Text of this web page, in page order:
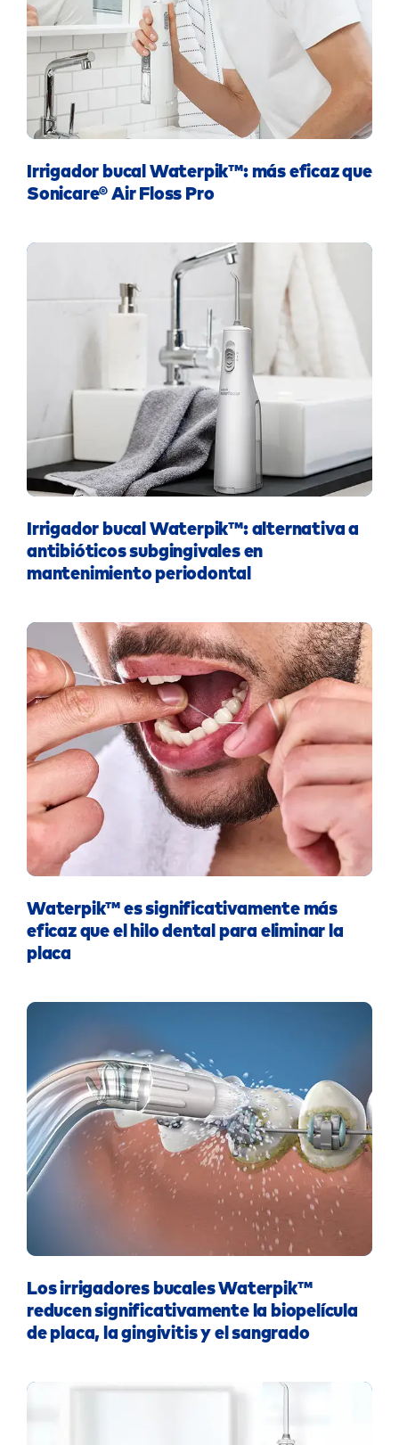
Irrigador bucal Waterpik™: más eficaz que
Sonicare® Air Floss Pro
Irrigador bucal Waterpik™: alternativa a
antibióticos subgingivales en
mantenimiento periodontal
Waterpik™ es significativamente más
eficaz que el hilo dental para eliminar la
placa
Los irrigadores bucales Waterpik™
reducen significativamente la biopelícula
de placa, la gingivitis y el sangrado